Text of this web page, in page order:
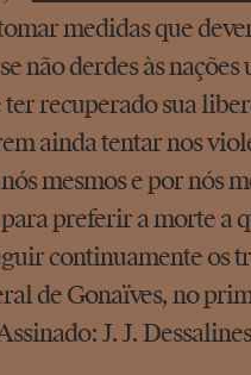
medidas que
não derdes às
recuperado sua
ainda tentar nos
mesmos e por nós
preferir a morte a
continuamente os
de Gonaïves, no
J. J.